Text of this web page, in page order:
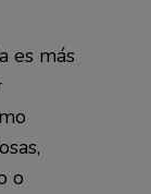
es más
o